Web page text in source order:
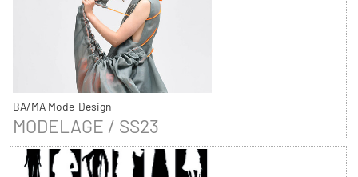
BA/MA Mode-Design
MODELAGE / SS23